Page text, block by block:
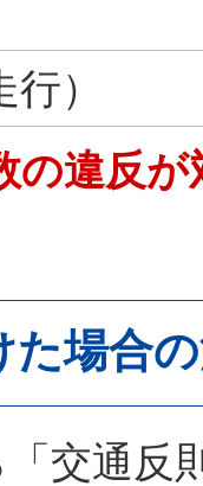
）
違反が
た場合
交通反